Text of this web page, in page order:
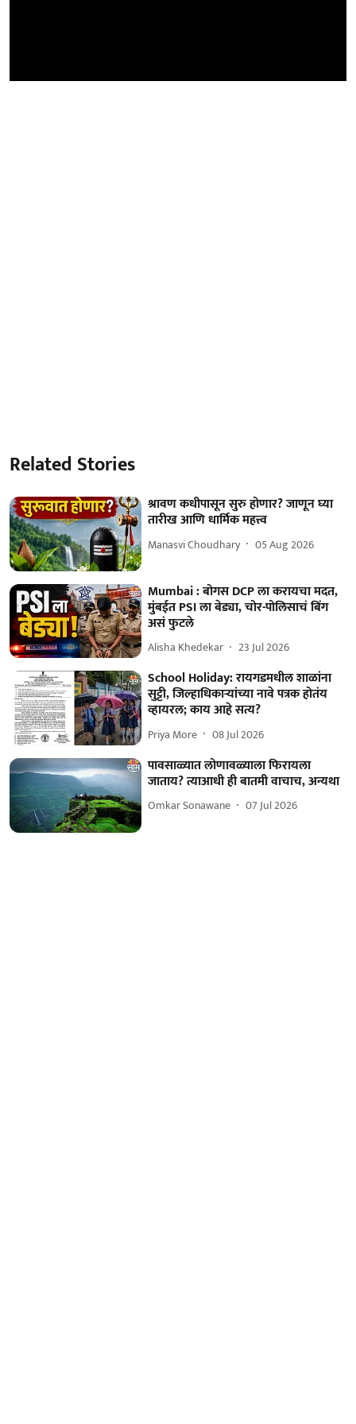
Related Stories
श्रावण कधीपासून सुरु होणार? जाणून घ्या
तारीख आणि धार्मिक महत्त्व
Manasvi Choudhary 05 Aug 2026
Mumbai : बोगस DCP ला करायचा मदत,
मुंबईत PSI ला बेड्या, चोर-पोलिसाचं बिंग
असं फुटले
Alisha Khedekar 23 Jul 2026
School Holiday: रायगडमधील शाळांना
सुट्टी, जिल्हाधिकाऱ्यांच्या नावे पत्रक होतंय
व्हायरल; काय आहे सत्य?
Priya More 08 Jul 2026
पावसाळ्यात लोणावळ्याला फिरायला
जाताय? त्याआधी ही बातमी वाचाच, अन्यथा
Omkar Sonawane 07 Jul 2026